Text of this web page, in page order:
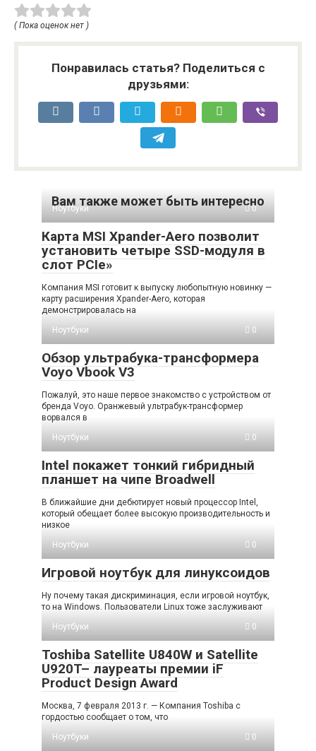
( Пока оценок нет )
Понравилась статья? Поделиться с
друзьями:
Вам также может быть интересно
Ноутбуки 0
Карта MSI Xpander-Aero позволит
установить четыре SSD-модуля в
слот PCIe»
Компания MSI готовит к выпуску любопытную новинку —
карту расширения Xpander-Aero, которая
демонстрировалась на
Ноутбуки
0
Обзор ультрабука-трансформера
Voyo Vbook V3
Пожалуй, это наше первое знакомство с устройством от
бренда Voyo. Оранжевый ультрабук-трансформер
ворвался в
Ноутбуки
0
Intel покажет тонкий гибридный
планшет на чипе Broadwell
В ближайшие дни дебютирует новый процессор Intel,
который обещает более высокую производительность и
низкое
Ноутбуки
0
Игровой ноутбук для линуксоидов
Ну почему такая дискриминация, если игровой ноутбук,
то на Windows. Пользователи Linux тоже заслуживают
Ноутбуки
0
Toshiba Satellite U840W и Satellite
U920T– лауреаты премии iF
Product Design Award
Москва, 7 февраля 2013 г. — Компания Toshiba с
гордостью сообщает о том, что
Ноутбуки
0